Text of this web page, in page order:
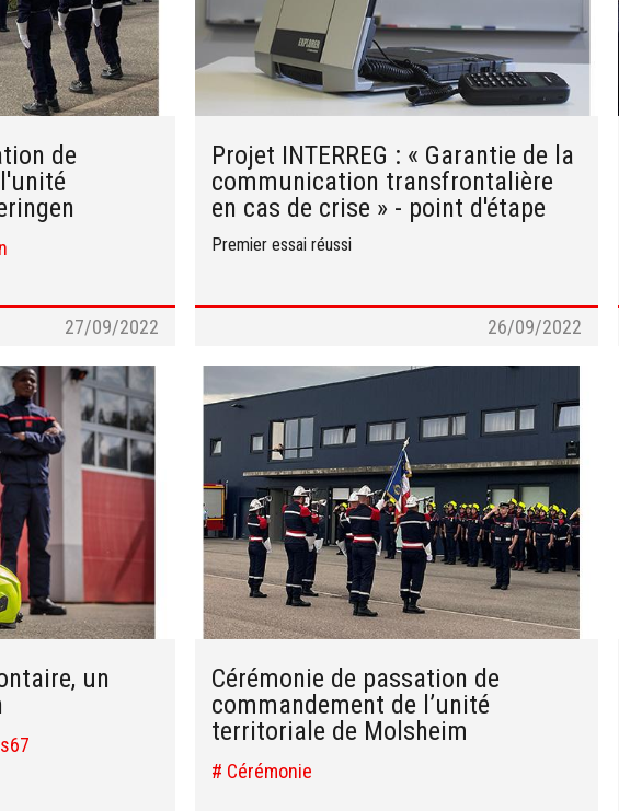
de
27/09/2022
Projet INTERREG : « Garantie de la
communication transfrontalière
en cas de crise » - point d'étape
Premier essai réussi
26/09/2022
un
Cérémonie de passation de
commandement de l’unité
territoriale de Molsheim
# Cérémonie